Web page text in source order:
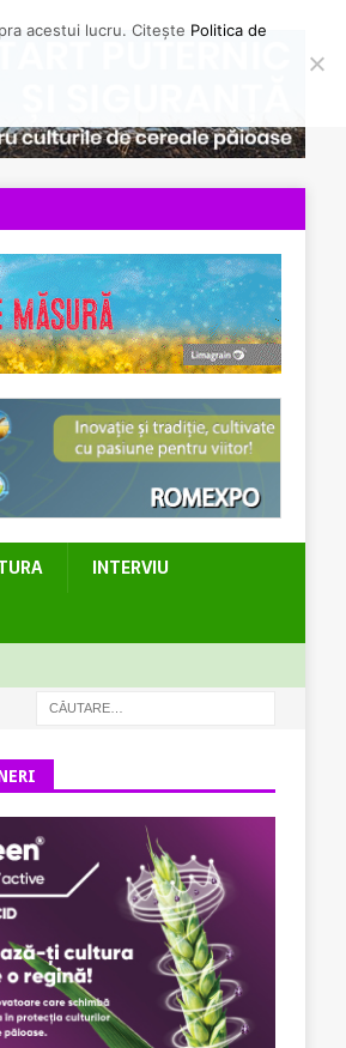
INTERVIU
acestui lucru. Citește Politica de